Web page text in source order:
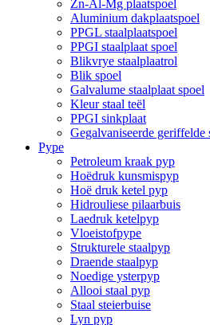
Zn-Al-Mg plaatspoel
Aluminium dakplaatspoel
PPGL staalplaatspoel
PPGI staalplaat spoel
Blikvrye staalplaatrol
Blik spoel
Galvalume staalplaat spoel
Kleur staal teël
PPGI sinkplaat
Gegalvaniseerde geriffelde
Pype
Petroleum kraak pyp
Hoëdruk kunsmispyp
Hoë druk ketel pyp
Hidrouliese pilaarbuis
Laedruk ketelpyp
Vloeistofpype
Strukturele staalpyp
Draende staalpyp
Noedige ysterpyp
Allooi staal pyp
Staal steierbuise
Lyn pyp